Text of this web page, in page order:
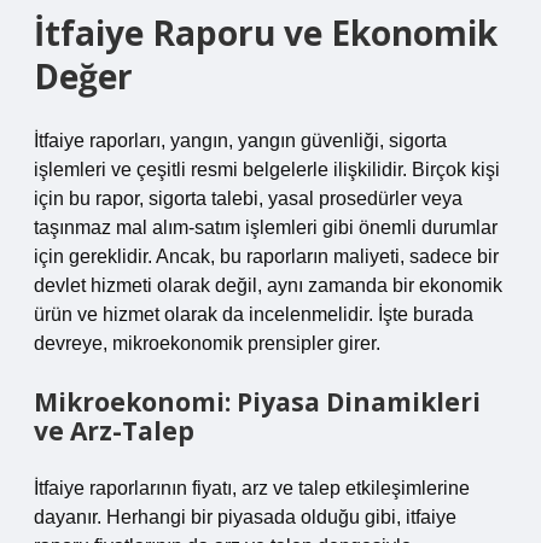
İtfaiye Raporu ve Ekonomik
Değer
İtfaiye raporları, yangın, yangın güvenliği, sigorta
işlemleri ve çeşitli resmi belgelerle ilişkilidir. Birçok kişi
için bu rapor, sigorta talebi, yasal prosedürler veya
taşınmaz mal alım-satım işlemleri gibi önemli durumlar
için gereklidir. Ancak, bu raporların maliyeti, sadece bir
devlet hizmeti olarak değil, aynı zamanda bir ekonomik
ürün ve hizmet olarak da incelenmelidir. İşte burada
devreye, mikroekonomik prensipler girer.
Mikroekonomi: Piyasa Dinamikleri
ve Arz-Talep
İtfaiye raporlarının fiyatı, arz ve talep etkileşimlerine
dayanır. Herhangi bir piyasada olduğu gibi, itfaiye